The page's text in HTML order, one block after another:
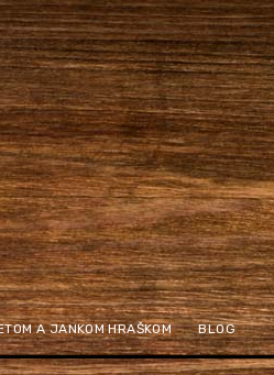
A JANKOM HRAŠKOM BLOG